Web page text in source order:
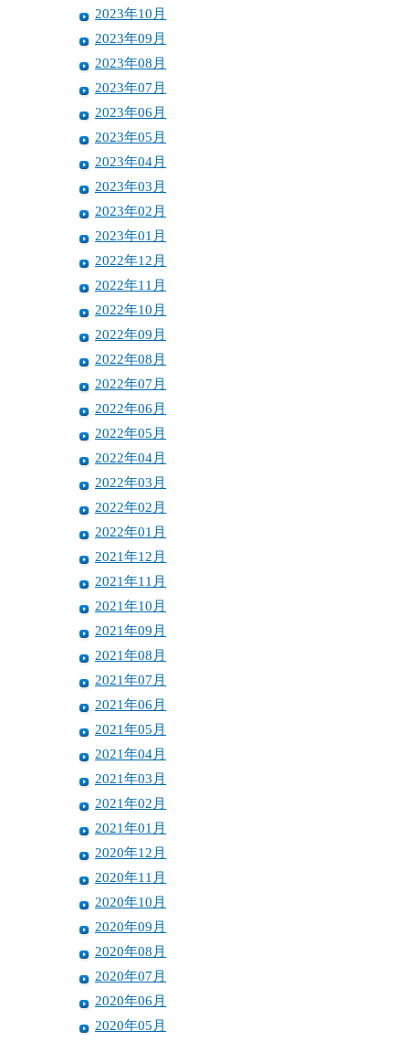
2023年10月
2023年09月
2023年08月
2023年07月
2023年06月
2023年05月
2023年04月
2023年03月
2023年02月
2023年01月
2022年12月
2022年11月
2022年10月
2022年09月
2022年08月
2022年07月
2022年06月
2022年05月
2022年04月
2022年03月
2022年02月
2022年01月
2021年12月
2021年11月
2021年10月
2021年09月
2021年08月
2021年07月
2021年06月
2021年05月
2021年04月
2021年03月
2021年02月
2021年01月
2020年12月
2020年11月
2020年10月
2020年09月
2020年08月
2020年07月
2020年06月
2020年05月